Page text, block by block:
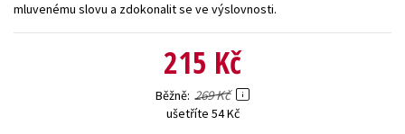
mluvenému slovu a zdokonalit se ve výslovnosti.
215 Kč
Běžně 269 Kč
ušetříte 54 Kč